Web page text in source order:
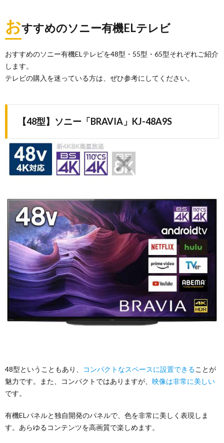
おすすめのソニー有機ELテレビ
おすすめのソニー有機ELテレビを48型・55型・65型それぞれご紹介
します。
テレビの購入を迷っている方は、ぜひ参考にしてください。
【48型】ソニー「BRAVIA」KJ-48A9S
48型ということもあり、 コンパクトなスペースに設置できることが
魅力です。また、コンパクトではありますが、 映像は非常に美しい
です。
有機ELパネルと独自開発のパネルで、色を非常に美しく表現しま
す。あらゆるコンテンツを高画質で楽しめます。